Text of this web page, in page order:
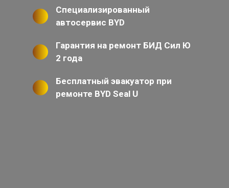
Специализированный
автосервис BYD
Гарантия на ремонт БИД Сил Ю
2 года
Бесплатный эвакуатор при
ремонте BYD Seal U